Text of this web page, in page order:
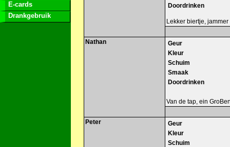
E-cards
Drankgebruik
Doordrinken
Lekker biertje,
Nathan
Geur
Kleur
Schuim
Smaak
Doordrinken
Van de tap, ein
Peter
Geur
Kleur
Schuim